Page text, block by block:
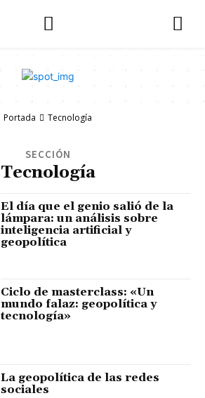
Portada Tecnología
SECCIÓN
Tecnología
El día que el genio salió de la
lámpara: un análisis sobre
inteligencia artificial y
geopolítica
Ciclo de masterclass: «Un
mundo falaz: geopolítica y
tecnología»
La geopolítica de las redes
sociales